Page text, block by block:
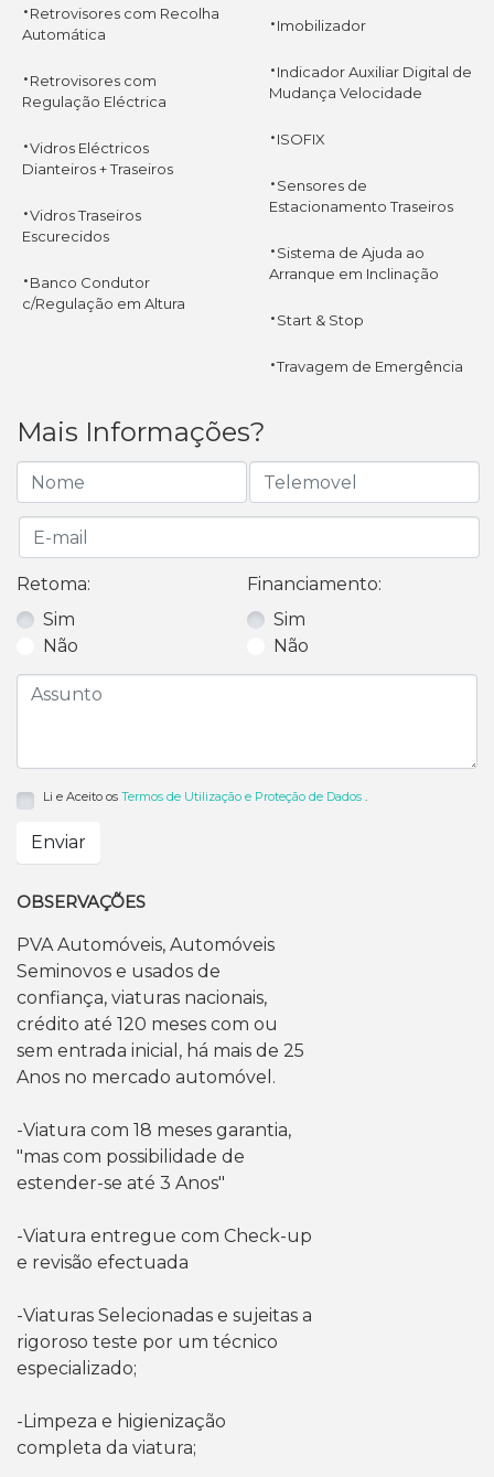
·Retrovisores com Recolha
Automática
·Retrovisores com
Regulação Eléctrica
·Vidros Eléctricos
Dianteiros + Traseiros
·Vidros Traseiros
Escurecidos
·Banco Condutor
c/Regulação em Altura
·Imobilizador
·Indicador Auxiliar Digital de
Mudança Velocidade
·ISOFIX
·Sensores de
Estacionamento Traseiros
·Sistema de Ajuda ao
Arranque em Inclinação
·Start & Stop
·Travagem de Emergência
Mais Informações?
Retoma:
Sim
Não
Financiamento:
Sim
Não
Li e Aceito os Termos de Utilização e Proteção de Dados .
Enviar
OBSERVAÇÕES
PVA Automóveis, Automóveis
Seminovos e usados de
confiança, viaturas nacionais,
crédito até 120 meses com ou
sem entrada inicial, há mais de 25
Anos no mercado automóvel.
-Viatura com 18 meses garantia,
"mas com possibilidade de
estender-se até 3 Anos"
-Viatura entregue com Check-up
e revisão efectuada
-Viaturas Selecionadas e sujeitas a
rigoroso teste por um técnico
especializado;
-Limpeza e higienização
completa da viatura;